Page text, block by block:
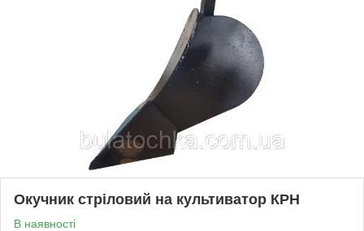
Окучник стріловий на культиватор КРН
В наявності